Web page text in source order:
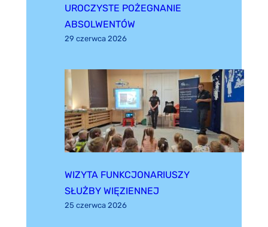
UROCZYSTE POŻEGNANIE
ABSOLWENTÓW
29 czerwca 2026
WIZYTA FUNKCJONARIUSZY
SŁUŻBY WIĘZIENNEJ
25 czerwca 2026